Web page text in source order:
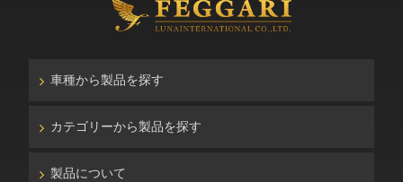
車種から製品を探す
カテゴリーから製品を探す
製品について